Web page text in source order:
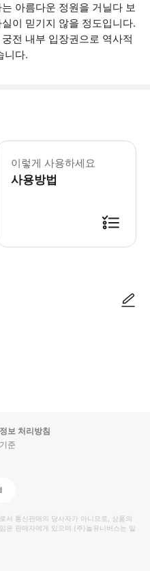
아름다운 정원을 거닐다 보
이 믿기지 않을 정도입니다.
전 내부 입장권으로 역사적
니다.
티켓은 정원/자르딘('파티오') 입장
이렇게 사용하세요
사용방법
보 처리방침
준
서 통신판매의 당사자가 아니므로, 상품의
은 판매자에게 있으며 (주)놀유니버스는 일